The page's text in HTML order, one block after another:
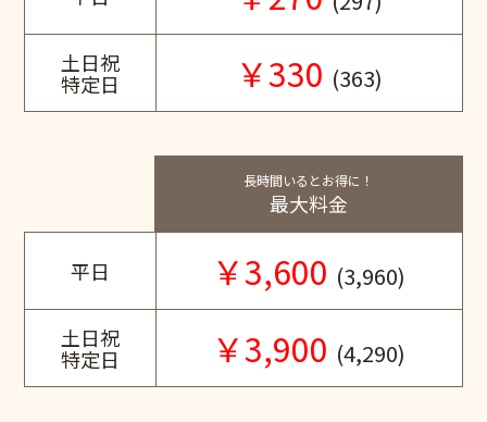
土日祝
特定日 ￥330 (363)
長時間いるとお得に！
最大料金
平日 ￥3,600 (3,960)
土日祝
特定日 ￥3,900 (4,290)